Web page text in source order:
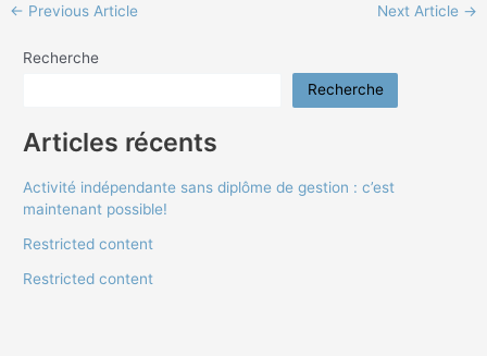
← Previous Article Next Article →
Recherche
Recherche
Articles récents
Activité indépendante sans diplôme de gestion : c’est
maintenant possible!
Restricted content
Restricted content